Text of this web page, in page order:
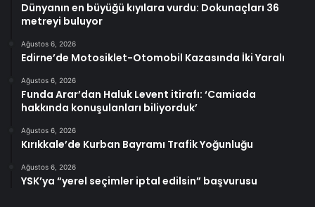
Dünyanın en büyüğü kıyılara vurdu: Dokunaçları 36
metreyi buluyor
Ağustos 6, 2026
Edirne’de Motosiklet-Otomobil Kazasında İki Yaralı
Ağustos 6, 2026
Funda Arar’dan Haluk Levent itirafı: ‘Camiada
hakkında konuşulanları biliyorduk’
Ağustos 6, 2026
Kırıkkale’de Kurban Bayramı Trafik Yoğunluğu
Ağustos 6, 2026
YSK’ya “yerel seçimler iptal edilsin” başvurusu